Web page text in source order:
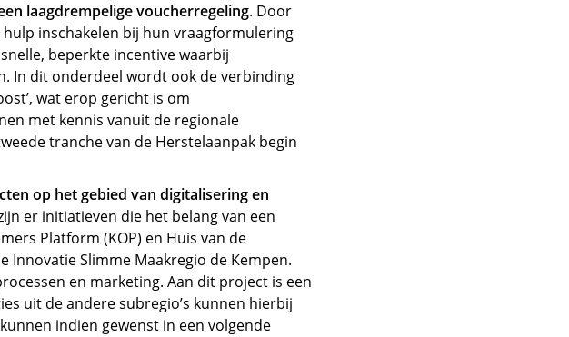
laagdrempelige voucherregeling. Door
inschakelen bij hun vraagformulering
beperkte incentive waarbij
In dit onderdeel wordt ook de verbinding
wat erop gericht is om
met kennis vanuit de regionale
tranche van de Herstelaanpak begin
op het gebied van digitalisering en
er initiatieven die het belang van een
Platform (KOP) en Huis van de
Innovatie Slimme Maakregio de Kempen.
en marketing. Aan dit project is een
uit de andere subregio’s kunnen hierbij
indien gewenst in een volgende